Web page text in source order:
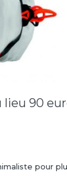
lieu 90
pour